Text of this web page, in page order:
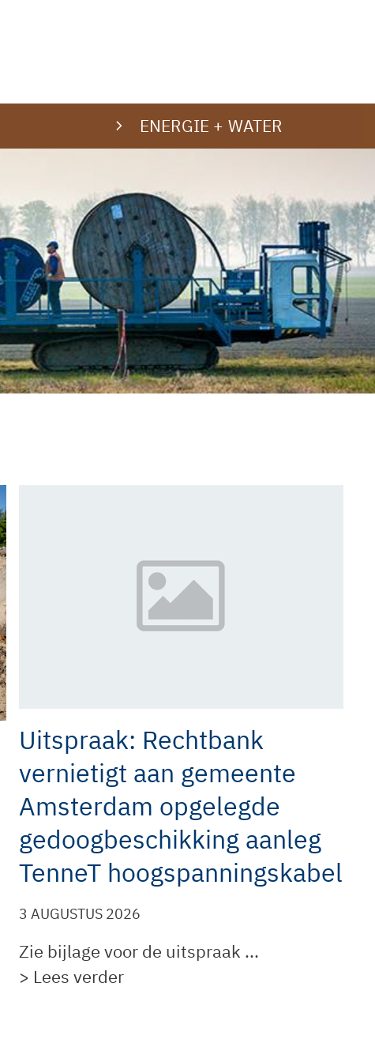
ENERGIE + WATER
Uitspraak: Rechtbank
vernietigt aan gemeente
Amsterdam opgelegde
gedoogbeschikking aanleg
TenneT hoogspanningskabel
3 AUGUSTUS 2026
Zie bijlage voor de uitspraak ...
> Lees verder